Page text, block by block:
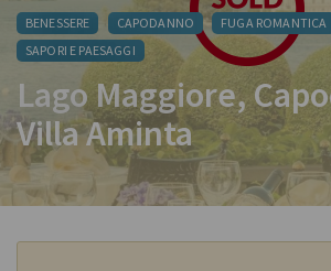
BENESSERE CAPODANNO FUGA ROMANTICA
SAPORI E PAESAGGI
Lago Maggiore,
Villa Aminta